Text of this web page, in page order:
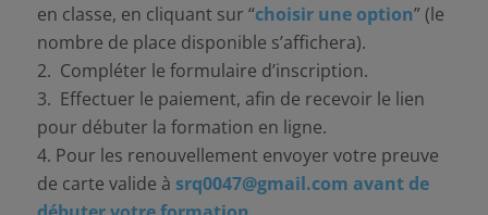
en classe, en cliquant sur “choisir une option” (le
nombre de place disponible s’affichera).
2. Compléter le formulaire d’inscription.
3. Effectuer le paiement, afin de recevoir le lien
pour débuter la formation en ligne.
4. Pour les renouvellement envoyer votre preuve
de carte valide à srq0047@gmail.com avant de